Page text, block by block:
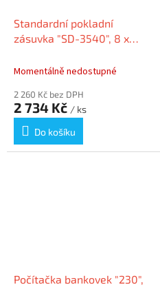
Standardní pokladní
zásuvka "SD-3540", 8 x
elektrickým otevíráním,
Momentálně nedostupné
2 260 Kč bez DPH
2 734 Kč / ks
Do košíku
Počítačka bankovek "230",